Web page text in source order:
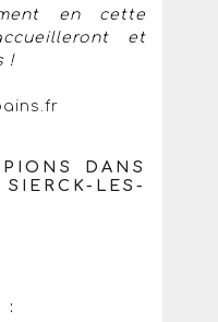
en cette
et
!
DANS
LES-
: